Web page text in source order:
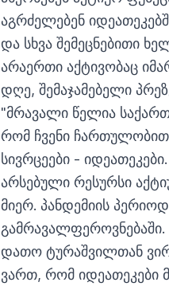
აგრძელებენ
და სხვა შემეცნებითი
არაერთი აქტივობაც
დღე, შემაჯამებელი
"მრავალი წელია
რომ ჩვენი
სივრცეები -
არსებული რესურსი
მიერ. პანდემიის
დათო ტურაშვილთან
ვართ, რომ იდეათეკები